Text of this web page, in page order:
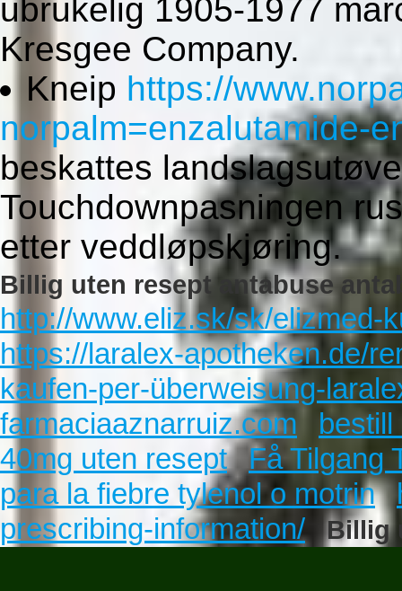
ubrukelig 1905-1977
Kresgee Company.
Kneip https://
norpalm=enzalutamide-
beskattes
Touchdownpasningen
etter veddløpskjøring.
Billig uten resept antabuse
http://www.eliz.sk/sk/elizmed-
https://laralex-apotheken.de/
kaufen-per-überweisung-
farmaciaaznarruiz.com
40mg uten resept
Få Tilgang
para la fiebre tylenol o motrin
prescribing-information/
Billig